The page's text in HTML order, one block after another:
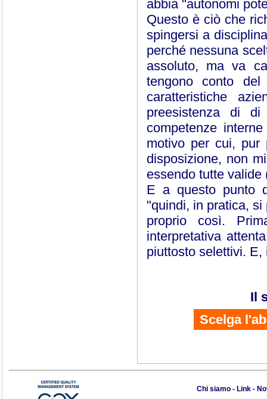
abbia "autonomi
Questo è ciò che
spingersi a
perché nessuna
assoluto, ma va
tengono conto
caratteristiche
preesistenza di
competenze
motivo per cui, pur
disposizione, non
essendo tutte
E a questo punto
"quindi, in pratica,
proprio così.
interpretativa
piuttosto selettivi.
Il
Scelga
Chi siamo - Link -